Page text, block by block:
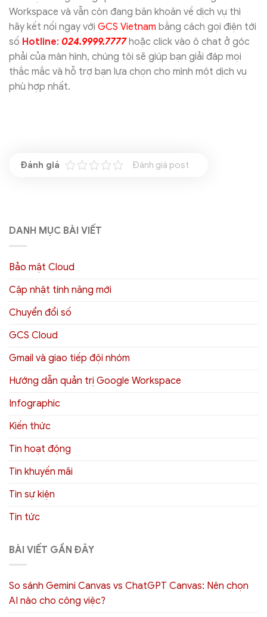
Workspace và vẫn còn đang băn khoăn về dịch vụ thì
hãy kết nối ngay với GCS Vietnam bằng cách gọi điện tới
số Hotline: 024.9999.7777 hoặc click vào ô chat ở góc
phải của màn hình, chúng tôi sẽ giúp bạn giải đáp mọi
thắc mắc và hỗ trợ bạn lựa chọn cho mình một dịch vụ
phù hợp nhất.
Đánh giá post
DANH MỤC BÀI VIẾT
Bảo mật Cloud
Cập nhật tính năng mới
Chuyển đổi số
GCS Cloud
Gmail và giao tiếp đội nhóm
Hướng dẫn quản trị Google Workspace
Infographic
Kiến thức
Tin hoạt động
Tin khuyến mãi
Tin sự kiện
Tin tức
BÀI VIẾT GẦN ĐÂY
So sánh Gemini Canvas vs ChatGPT Canvas: Nên chọn
AI nào cho công việc?